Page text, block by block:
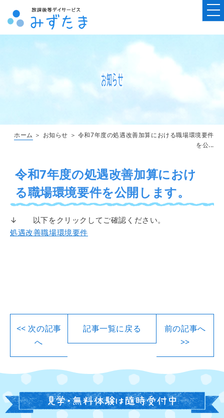
ホーム ＞ お知らせ ＞ 令和7年度の処遇改善加算における職場環境要件
を公...
令和7年度の処遇改善加算におけ
る職場環境要件を公開します。
↓ 以下をクリックしてご確認ください。
処遇改善職場環境要件
<< 次の記事
へ
記事一覧に戻る
前の記事へ
>>